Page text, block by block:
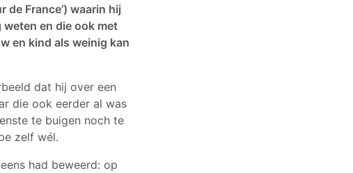
France’) waarin hij
en die ook met
en kind als weinig kan
dat hij over een
die ook eerder al was
te buigen noch te
zelf wél.
had beweerd: op